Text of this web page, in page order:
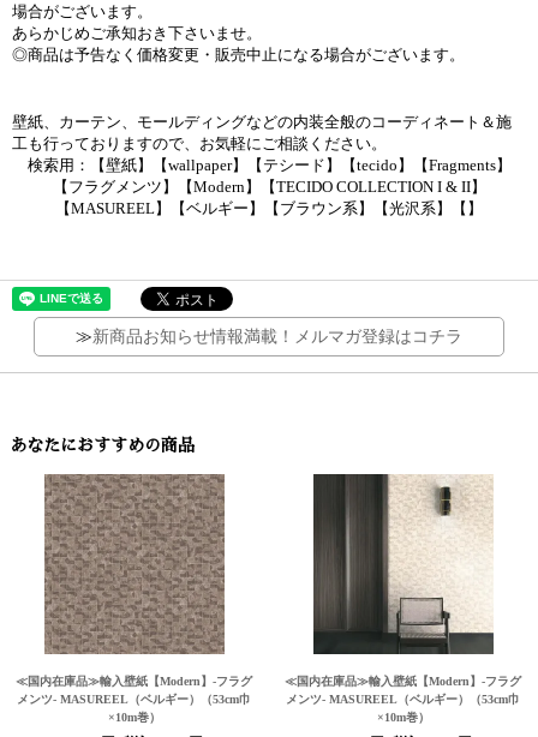
場合がございます。
あらかじめご承知おき下さいませ。
◎商品は予告なく価格変更・販売中止になる場合がございます。
壁紙、カーテン、モールディングなどの内装全般のコーディネート＆施
工も行っておりますので、お気軽にご相談ください。
検索用：【壁紙】【wallpaper】【テシード】【tecido】【Fragments】
【フラグメンツ】【Modern】【TECIDO COLLECTION I & II】
【MASUREEL】【ベルギー】【ブラウン系】【光沢系】【】
≫新商品お知らせ情報満載！メルマガ登録はコチラ
あなたにおすすめの商品
≪国内在庫品≫輸入壁紙 【Modern】-フラグ
メンツ- MASUREEL（ベルギー）（53cm巾
×10m巻）
≪国内在庫品≫輸入壁紙 【Modern】-フラグ
メンツ- MASUREEL（ベルギー）（53cm巾
×10m巻）